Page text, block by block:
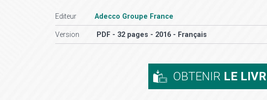
Editeur Adecco Groupe France
Version PDF - 32 pages - 2016 - Français
OBTENIR LE